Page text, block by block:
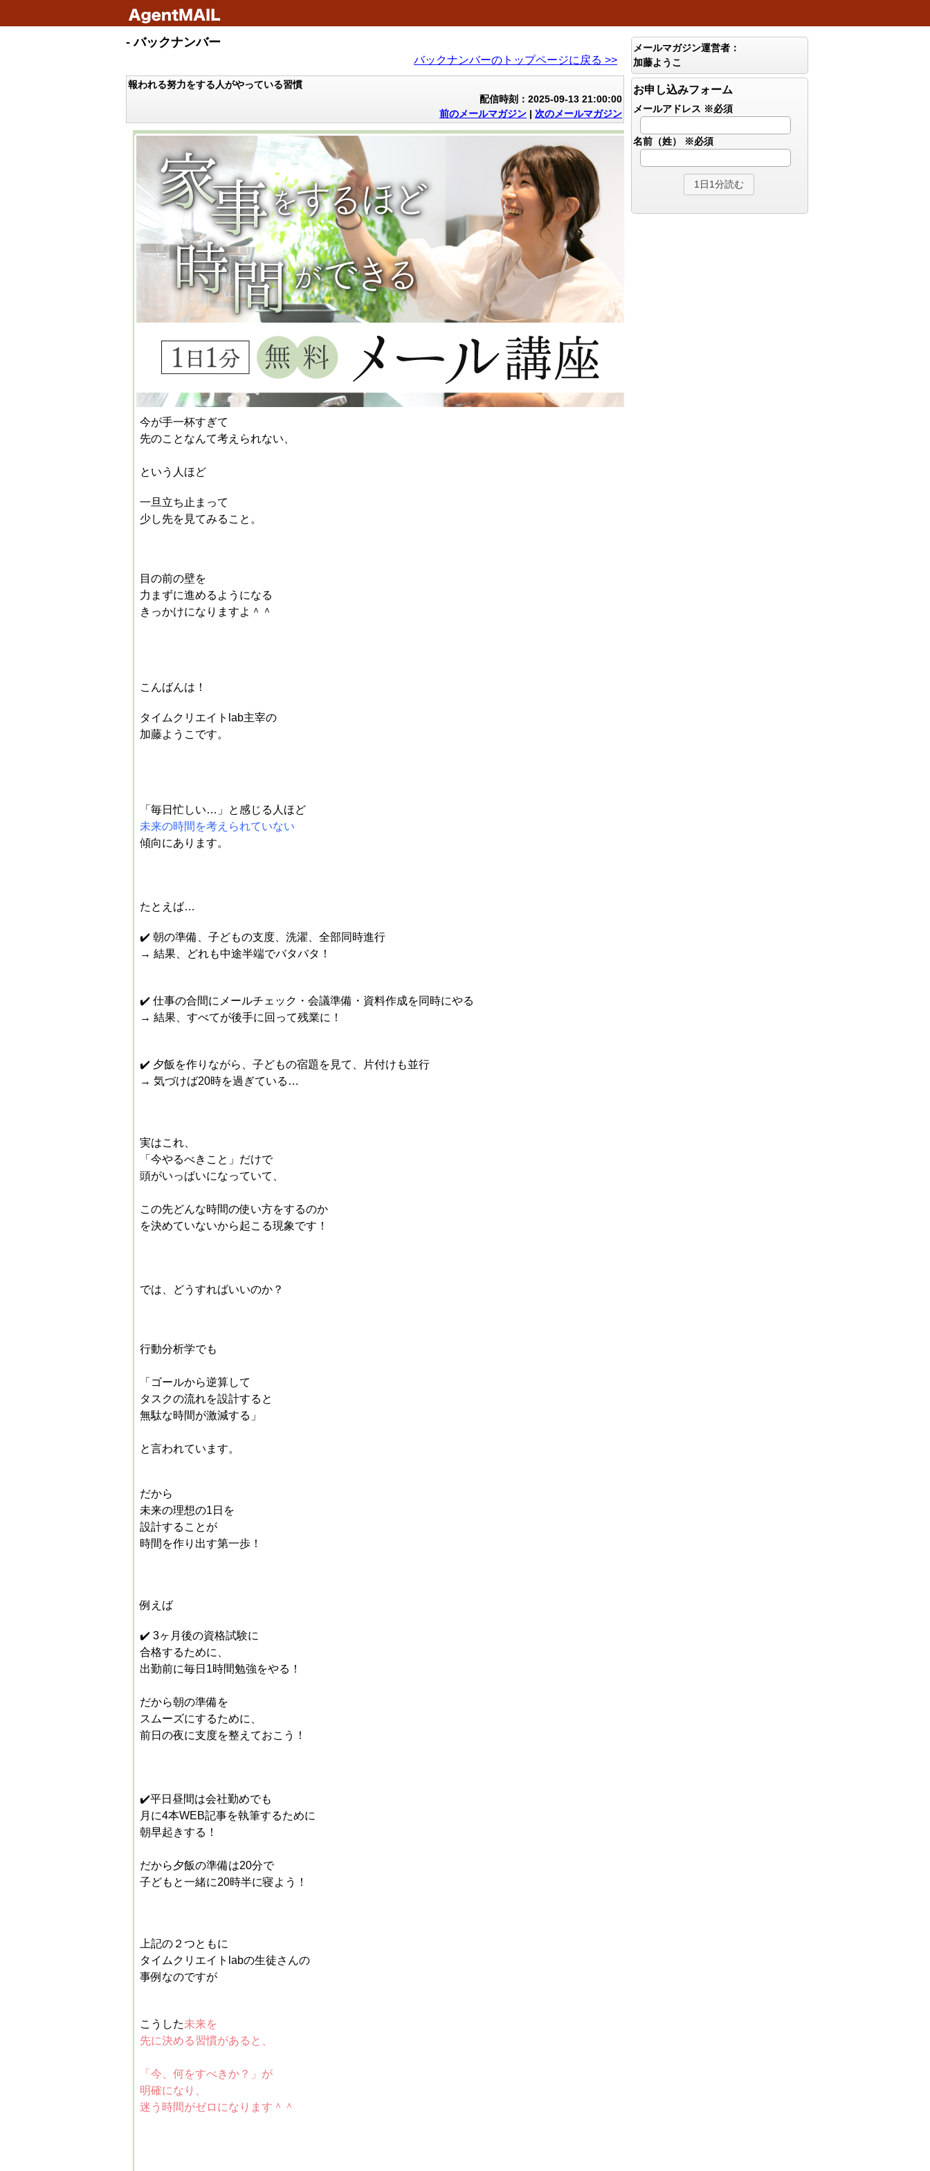
- バックナンバー
バックナンバーのトップページに戻る >>
報われる努力をする人がやっている習慣
配信時刻：2025-09-13 21:00:00
前のメールマガジン | 次のメールマガジン
今が手一杯すぎて
先のことなんて考えられない、
という人ほど
一旦立ち止まって
少し先を見てみる こと。
目の前の壁を
力まずに進めるようになる
きっかけになりますよ＾＾
こんばんは！
タイムクリエイトlab主宰の
加藤ようこです。
「毎日忙しい…」と感じる人ほど
未来の時間を考えられていない
傾向にあります。
たとえば…
✔️ 朝の準備、子どもの支度、洗濯、全部同時進行
→ 結果、どれも中途半端でバタバタ！
✔️ 仕事の合間にメールチェック・会議準備・資料作成を同時にやる
→ 結果、すべてが後手に回って残業に！
✔️ 夕飯を作りながら、子どもの宿題を見て、片付けも並行
→ 気づけば20時を過ぎている…
実はこれ、
「今やるべきこと」だけで
頭がいっぱいになっていて、
この先どんな時間の使い方をするのか
を決めていないから起こる現象です！
では、どうすればいいのか？
行動分析学でも
「ゴールから逆算して
タスクの流れを設計すると
無駄な時間が激減する」
と言われています。
だから
未来の理想の1日を
設計することが
時間を作り出す第一歩！
例えば
✔️ 3ヶ月後の資格試験に
合格するために、
出勤前に毎日1時間勉強をやる！
だから朝の準備を
スムーズにするために、
前日の夜に支度を整えておこう！
✔️平日昼間は会社勤めでも
月に4本WEB記事を執筆するために
朝早起きする！
だから夕飯の準備は20分で
子どもと一緒に20時半に寝よう！
上記の２つともに
タイムクリエイトlabの生徒さんの
事例なのですが
こうした未来を
先に決める習慣があると、
「今、何をすべきか？」が
明確になり、
迷う時間がゼロになります＾＾
メールマガジン運営者：
加藤ようこ
お申し込みフォーム
メールアドレス ※必須
名前（姓） ※必須